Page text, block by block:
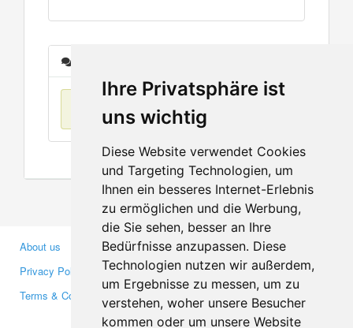
Ihre Privatsphäre ist
uns wichtig
Diese Website verwendet Cookies
und Targeting Technologien, um
Ihnen ein besseres Internet-Erlebnis
zu ermöglichen und die Werbung,
die Sie sehen, besser an Ihre
Bedürfnisse anzupassen. Diese
Technologien nutzen wir außerdem,
um Ergebnisse zu messen, um zu
verstehen, woher unsere Besucher
kommen oder um unsere Website
No items found
About us
Privacy Policy
Terms & Conditions
Business Partners
Investors
Media